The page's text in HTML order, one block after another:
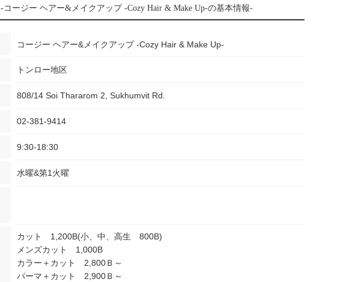
-コージー ヘアー&メイクアップ -Cozy Hair & Make Up-の基本情報-
コージー ヘアー&メイクアップ -Cozy Hair & Make Up-
トンロー地区
808/14 Soi Thararom 2, Sukhumvit Rd.
02-381-9414
9:30-18:30
水曜&第1火曜
カット 1,200B(小、中、高生 800B)
メンズカット 1,000B
カラー＋カット 2,800Ｂ～
パーマ＋カット 2,900Ｂ～